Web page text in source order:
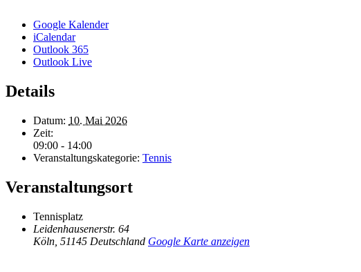
Google Kalender
iCalendar
Outlook 365
Outlook Live
Details
Datum: 10. Mai 2026
Zeit:
09:00 - 14:00
Veranstaltungskategorie: Tennis
Veranstaltungsort
Tennisplatz
Leidenhausenerstr. 64
Köln 51145 Deutschland Google Karte anzeigen